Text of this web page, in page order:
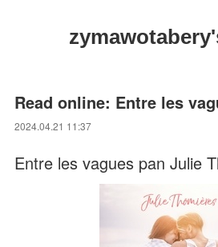
Read online: Entre les
2024.04.21 11:37
Entre les vagues pan Julie